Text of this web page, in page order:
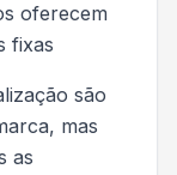
oferecem
fixas
são
mas
as